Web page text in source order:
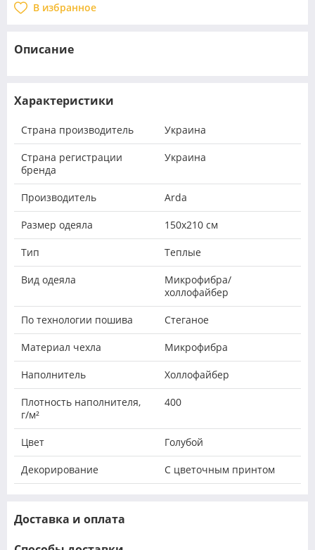
В избранное
Описание
Характеристики
Страна производитель Украина
Страна регистрации
бренда
Украина
Производитель Arda
Размер одеяла 150х210 см
Тип Теплые
Вид одеяла
Микрофибра/
холлофайбер
По технологии пошива Стеганое
Материал чехла Микрофибра
Наполнитель Холлофайбер
Плотность наполнителя,
г/м²
400
Цвет Голубой
Декорирование С цветочным принтом
Доставка и оплата